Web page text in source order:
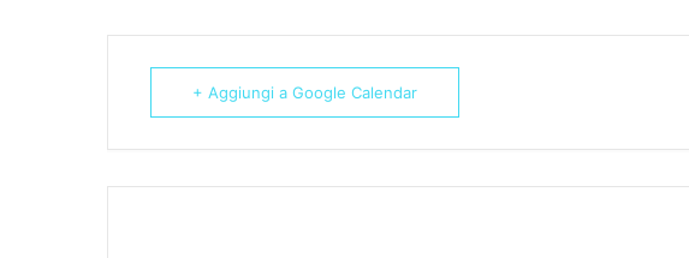
+ Aggiungi a Google Calendar